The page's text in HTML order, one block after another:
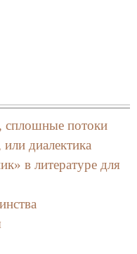
сплошные потоки
диалектика
в литературе для